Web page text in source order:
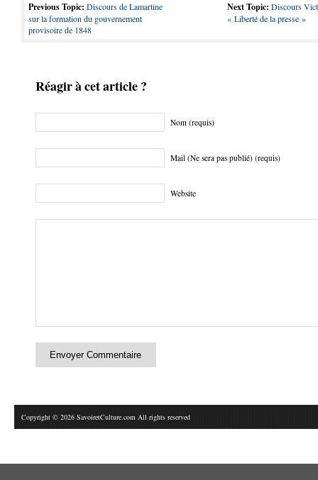
Previous Topic: Discours de Lamartine
sur la formation du gouvernement
provisoire de 1848
Next Topic: Discours
« Liberté de la presse »
Réagir à cet article ?
Nom (requis)
Mail (Ne sera pas publié) (requis)
Website
Copyright © 2026 SavoiretCulture.com All rights reserved